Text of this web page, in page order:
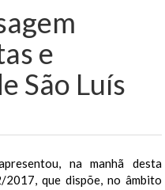
e
São Luís
na manhã desta
que dispõe, no âmbito